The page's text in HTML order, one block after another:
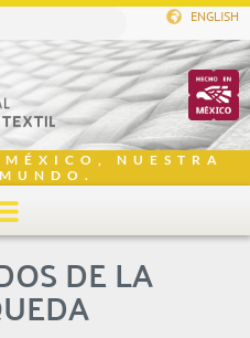
ENGLISH
NUESTRA
DE LA